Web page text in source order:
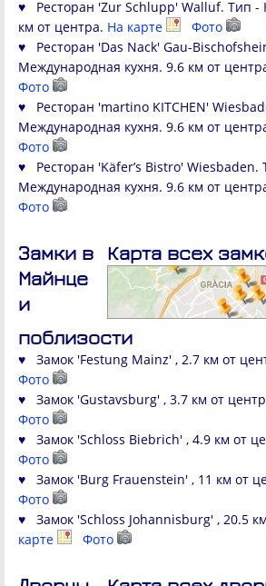
♥ Ресторан 'Zur Schlupp' Walluf. Тип -
км от центра. На карте
Фото
♥ Ресторан 'Das Nack' Gau-
Международная кухня. 9.6 км от
Фото
♥ Ресторан 'martino KITCHEN'
Международная кухня. 9.6 км от
Фото
♥ Ресторан 'Käfer’s Bistro' Wiesbaden.
Международная кухня. 9.6 км от
Фото
Карта всех
Замки в
Майнце
и
поблизости
♥ Замок 'Festung Mainz' , 2.7 км от
Фото
♥ Замок 'Gustavsburg' , 3.7 км от
Фото
♥ Замок 'Schloss Biebrich' , 4.9 км от
Фото
♥ Замок 'Burg Frauenstein' , 11 км от
Фото
♥ Замок 'Schloss Johannisburg' , 20.5
карте
Фото